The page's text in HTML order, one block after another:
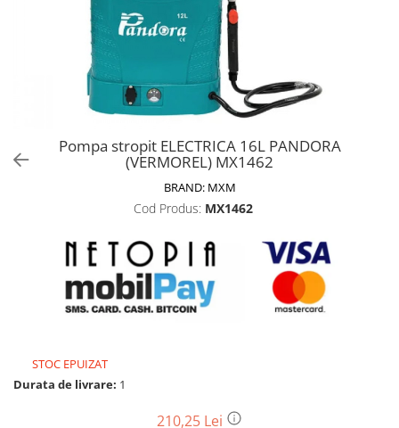
Trotinete electrice
Biciclete, trotinete, triciclete
Biciclete electrice
Motoburghie si accesorii
Drujbe pe benzina
Drujbe cu acumulator
Consumabile drujbe, fierastraie
Unelte electrice busteni
Mori cereale si batoze porumb
Batoze - mori desfacat porumb
Pompa stropit ELECTRICA 16L PANDORA
(VERMOREL) MX1462
BRAND: MXM
Cod Produs: MX1462
STOC EPUIZAT
Durata de livrare: 1
210,25 Lei